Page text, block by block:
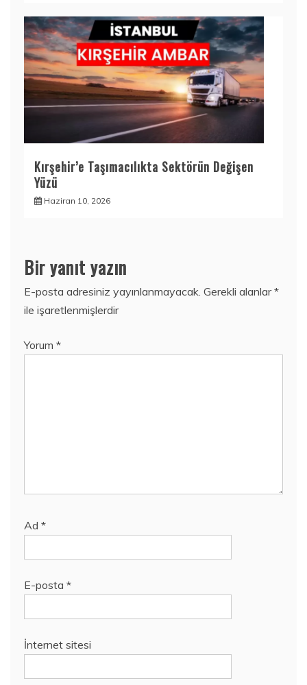
Kırşehir’e Taşımacılıkta Sektörün Değişen
Yüzü
Haziran 10, 2026
Bir yanıt yazın
E-posta adresiniz yayınlanmayacak. Gerekli alanlar*
ile işaretlenmişlerdir
Yorum *
Ad *
E-posta *
İnternet sitesi